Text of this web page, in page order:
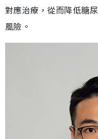
對應治療，從而降低糖
風險。